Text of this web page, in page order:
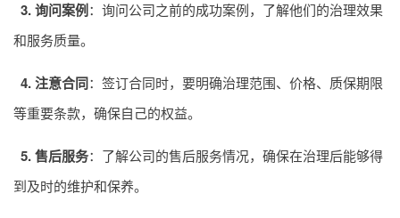
3. 询问案例：询问公司之前的成功案例，了解他们的治理效果
和服务质量。
4. 注意合同：签订合同时，要明确治理范围、价格、质保期限
等重要条款，确保自己的权益。
5. 售后服务：了解公司的售后服务情况，确保在治理后能够得
到及时的维护和保养。